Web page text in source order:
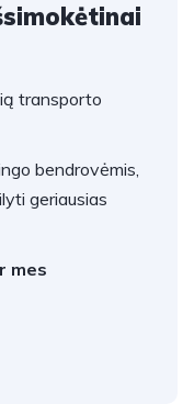
transporto
bendrovėmis,
geriausias
mes